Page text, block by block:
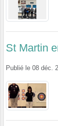
St Martin
Publié le 08 déc.